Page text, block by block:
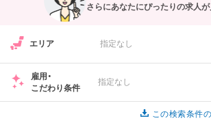
さらにあなたにぴったりの求人が
エリア 指定なし
雇用・
こだわり条件
指定なし
この検索条件